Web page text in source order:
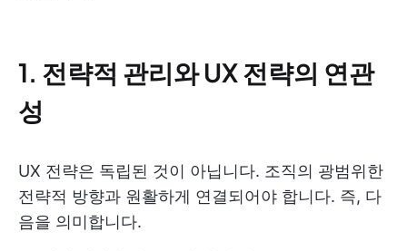
1. 전략적 관리와 UX 전략의 연관
성
UX 전략은 독립된 것이 아닙니다. 조직의 광범위한
전략적 방향과 원활하게 연결되어야 합니다. 즉, 다
음을 의미합니다.